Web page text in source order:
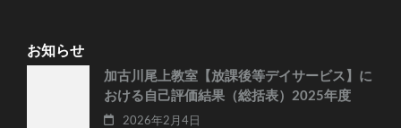
お知らせ
加古川尾上教室【放課後等デイサービス】に
おける自己評価結果（総括表）2025年度
2026年2月4日